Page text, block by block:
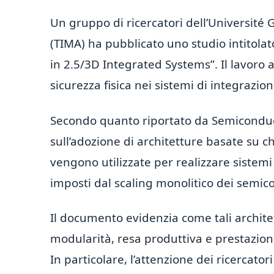
Un gruppo di ricercatori dell’Université
(TIMA) ha pubblicato uno studio
in 2.5/3D Integrated Systems”. Il
sicurezza fisica nei sistemi di
Secondo quanto riportato da
sull’adozione di architetture basate su
vengono utilizzate per realizzare
imposti dal scaling monolitico dei
Il documento evidenzia come tali
modularità, resa produttiva e
In particolare, l’attenzione dei